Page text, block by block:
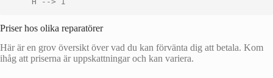
Priser hos olika reparatörer
Här är en grov översikt över vad du kan förvänta dig att betala. Kom
ihåg att priserna är uppskattningar och kan variera.